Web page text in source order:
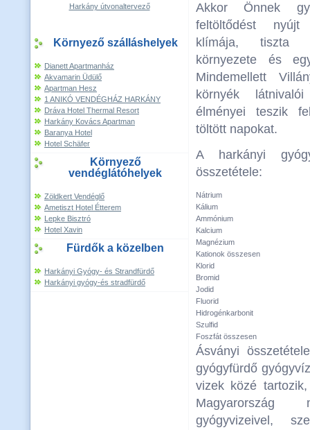
Harkány útvonaltervező
Környező szálláshelyek
Dianett Apartmanház
Akvamarin Üdülő
Apartman Hesz
1 ANIKÓ VENDÉGHÁZ HARKÁNY
Dráva Hotel Thermal Resort
Harkány Kovács Apartman
Baranya Hotel
Hotel Schäfer
Környező
vendéglátóhelyek
Zöldkert Vendéglő
Ametiszt Hotel Étterem
Lepke Bisztró
Hotel Xavin
Fürdők a közelben
Harkányi Gyógy- és Strandfürdő
Harkányi gyógy-és stradfürdő
Akkor Önnek
feltöltődést nyújt
klímája, tiszta
környezete és
Mindemellett
környék
élményei teszik
töltött napokat.
A harkányi
összetétele:
Nátrium
Kálium
Ammónium
Kalcium
Magnézium
Kationok összesen
Klorid
Bromid
Jodid
Fluorid
Hidrogénkarbonit
Szulfid
Foszfát összesen
Ásványi
gyógyfürdő
vizek közé
Magyarország
gyógyvizeivel,